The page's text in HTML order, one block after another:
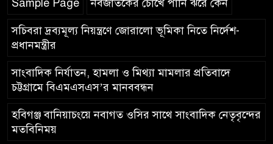
স্মৃতিস্তম্ভে পুষ্পস্তবক অর্পণে জুলাই
গণঅভ্যুত্থানের শহীদদের প্রতি গভীর শ্রদ্ধা নিবেদন
Sample Page নবজাতকের চোখে পানি ঝরে কেন
সচিবরা দ্রব্যমূল্য নিয়ন্ত্রণে জোরালো ভূমিকা নিতে নির্দেশ-
প্রধানমন্ত্রীর
সাংবাদিক নির্যাতন, হামলা ও মিথ্যা মামলার প্রতিবাদে
চট্টগ্রামে বিএমএসএস’র মানববন্ধন
হবিগঞ্জ বানিয়াচংয়ে নবাগত ওসির সাথে সাংবাদিক নেতৃবৃন্দের
মতবিনিময়